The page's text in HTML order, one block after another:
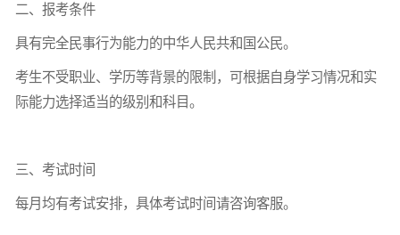
二、报考条件
具有完全民事行为能力的中华人民共和国公民。
考生不受职业、学历等背景的限制，可根据自身学习情况和实
际能力选择适当的级别和科目。
三、考试时间
每月均有考试安排，具体考试时间请咨询客服。